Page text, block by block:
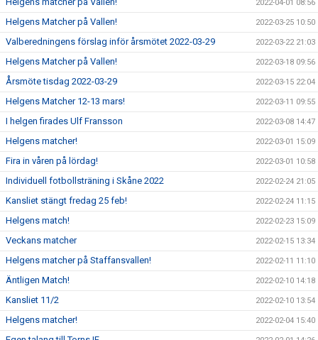
2022-04-01 08:56
Helgens Matcher på Vallen! 2022-03-25 10:50
Valberedningens förslag inför årsmötet 2022-03-29 2022-03-22 21:03
Helgens Matcher på Vallen! 2022-03-18 09:56
Årsmöte tisdag 2022-03-29 2022-03-15 22:04
Helgens Matcher 12-13 mars! 2022-03-11 09:55
I helgen firades Ulf Fransson 2022-03-08 14:47
Helgens matcher! 2022-03-01 15:09
Fira in våren på lördag! 2022-03-01 10:58
Individuell fotbollsträning i Skåne 2022 2022-02-24 21:05
Kansliet stängt fredag 25 feb! 2022-02-24 11:15
Helgens match! 2022-02-23 15:09
Veckans matcher 2022-02-15 13:34
Helgens matcher på Staffansvallen! 2022-02-11 11:10
Äntligen Match! 2022-02-10 14:18
Kansliet 11/2 2022-02-10 13:54
Helgens matcher! 2022-02-04 15:40